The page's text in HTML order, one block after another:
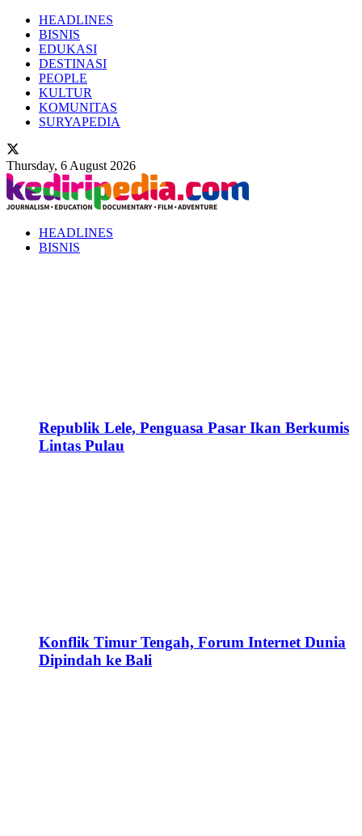
HEADLINES
BISNIS
EDUKASI
DESTINASI
PEOPLE
KULTUR
KOMUNITAS
SURYAPEDIA
Thursday, 6 August 2026
HEADLINES
BISNIS
Republik Lele, Penguasa Pasar Ikan Berkumis
Lintas Pulau
Konflik Timur Tengah, Forum Internet Dunia
Dipindah ke Bali